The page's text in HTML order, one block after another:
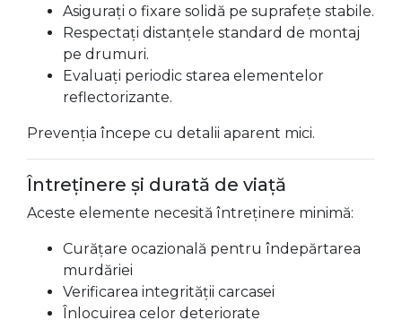
Asigurați o fixare solidă pe suprafețe stabile.
Respectați distanțele standard de montaj
pe drumuri.
Evaluați periodic starea elementelor
reflectorizante.
Prevenția începe cu detalii aparent mici.
Întreținere și durată de viață
Aceste elemente necesită întreținere minimă:
Curățare ocazională pentru îndepărtarea
murdăriei
Verificarea integrității carcasei
Înlocuirea celor deteriorate